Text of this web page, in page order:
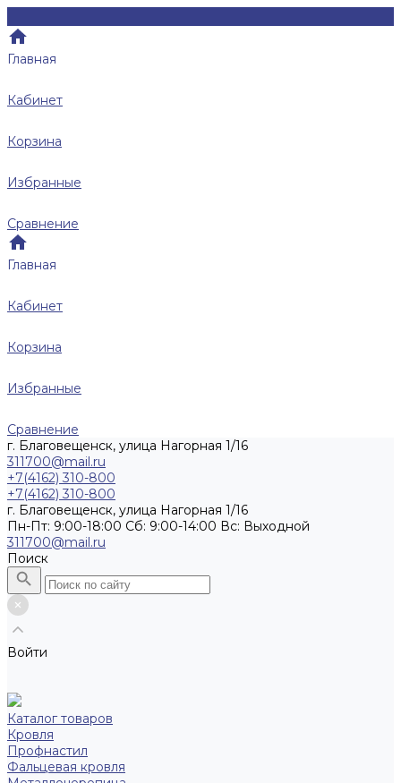
Главная
Кабинет
Корзина
Избранные
Сравнение
Главная
Кабинет
Корзина
Избранные
Сравнение
г. Благовещенск, улица Нагорная 1/16
311700@mail.ru
+7(4162) 310-800
+7(4162) 310-800
г. Благовещенск, улица Нагорная 1/16
Пн-Пт: 9:00-18:00 Cб: 9:00-14:00 Вс: Выходной
311700@mail.ru
Поиск
Войти
Каталог товаров
Кровля
Профнастил
Фальцевая кровля